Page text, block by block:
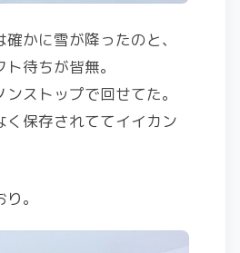
かに雪が降ったのと、
待ちが皆無。
ストップで回せてた。
く保存されててイイカン
。